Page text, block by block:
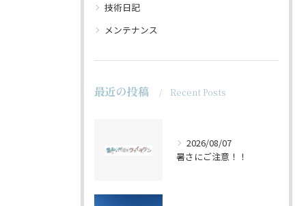
技術日記
メンテナンス
最近の投稿 Recent Posts
2026/08/07
暑さにご注意！！